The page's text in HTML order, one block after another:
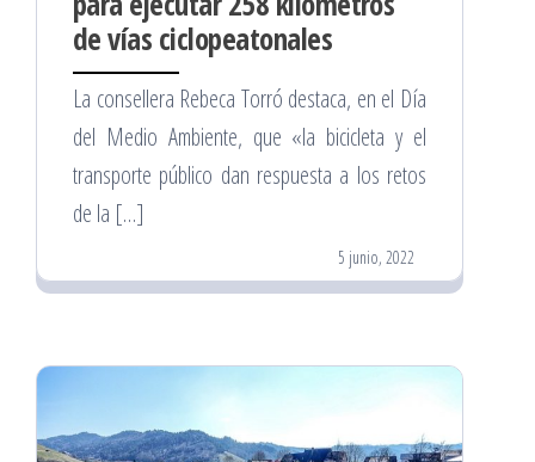
de vías ciclopeatonales
La consellera Rebeca Torró destaca, en el Día
del Medio Ambiente, que «la bicicleta y el
transporte público dan respuesta a los retos
de la […]
5 junio, 2022